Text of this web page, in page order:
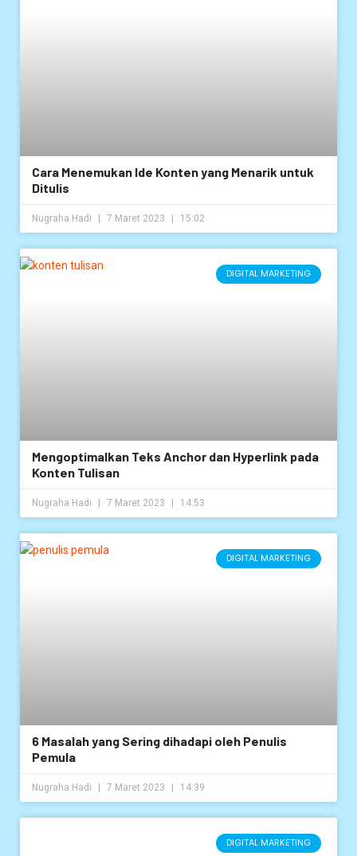
Cara Menemukan Ide Konten yang Menarik untuk
Ditulis
Nugraha Hadi 7 Maret 2023 15:02
DIGITAL MARKETING
Mengoptimalkan Teks Anchor dan Hyperlink pada
Konten Tulisan
Nugraha Hadi 7 Maret 2023 14:53
DIGITAL MARKETING
6 Masalah yang Sering dihadapi oleh Penulis
Pemula
Nugraha Hadi 7 Maret 2023 14:39
DIGITAL MARKETING